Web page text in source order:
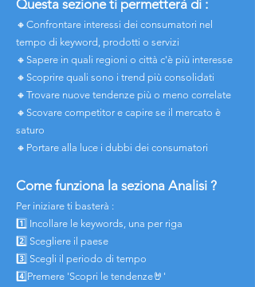
Questa sezione ti permetterà di :
🔸Confrontare interessi dei consumatori nel
tempo di keyword, prodotti o servizi
🔸Sapere in quali regioni o città c'è più interesse
🔸Scoprire quali sono i trend più consolidati
🔸Trovare nuove tendenze più o meno correlate
🔸Scovare competitor e capire se il mercato è
saturo
🔸Portare alla luce i dubbi dei consumatori
Come funziona la seziona Analisi ?
Per iniziare ti basterà :
1️⃣ Incollare le keywords, una per riga
2️⃣ Scegliere il paese
3️⃣ Scegli il periodo di tempo
4️⃣Premere 'Scopri le tendenze🤘'